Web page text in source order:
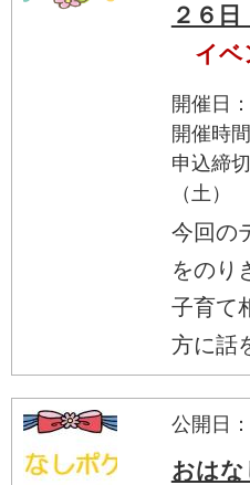
２６日
イベ
開催日
開催時
申込締
（土）
今回の
をのり
子育て
方に話
公開日
おは